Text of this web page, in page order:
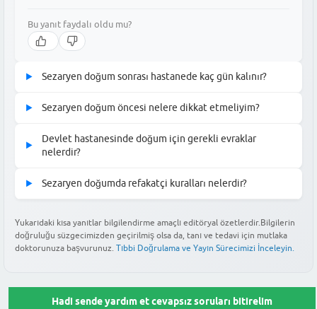
Bu yanıt faydalı oldu mu?
▶ Sezaryen doğum sonrası hastanede kaç gün kalınır?
gün arasında değişmektedir. Herhangi bir komplikasyon
gelişmediği ve anne ile bebeğin genel sağlık durumu iyi olduğu
takdirde, doğumdan sonraki 24. veya 48. saatte taburculuk
Bu yanıt faydalı oldu mu?
▶ Sezaryen doğum öncesi nelere dikkat etmeliyim?
önceki son 6-8 saat boyunca aç ve susuz kalmaktır. Anestezi
mutlaka uymanız gerekir. Ayrıca, operasyon öncesinde rutin kan
ve idrar tahlillerinizin güncel olduğundan emin olmalı ve düzenli
vermelisiniz.
▶
Devlet hastanesinde doğum için gerekli evraklar
nelerdir?
gereken temel belgeler kimlik kartınız, varsa sosyal güvence
süresince yapılan tüm tahlil ve ultrason sonuçlarının yer aldığı
dosyayı yanınızda bulundurmanız, doktorların süreci daha hızlı
▶ Sezaryen doğumda refakatçi kuralları nelerdir?
genellikle bir refakatçi kalmasına izin verilir. Ancak hastanelerin
yoğunluk durumuna ve servis kurallarına göre bu uygulama
değişiklik gösterebilir. Doğum yapacağınız hastanenin hasta
refakatçi kurallarını öğrenmeniz en doğrusudur.
Yukarıdaki kısa yanıtlar bilgilendirme amaçlı editöryal özetlerdir.Bilgilerin
doğruluğu süzgecimizden geçirilmiş olsa da, tanı ve tedavi için mutlaka
doktorunuza başvurunuz. Tıbbi Doğrulama ve Yayın Sürecimizi İnceleyin.
Hadi sende yardım et cevapsız soruları bitirelim